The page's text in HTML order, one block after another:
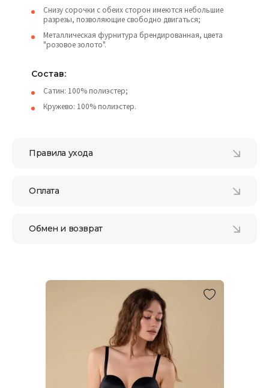
Снизу сорочки с обеих сторон имеются небольшие
разрезы, позволяющие свободно двигаться;
Металлическая фурнитура брендированная, цвета
"розовое золото".
Состав:
Сатин: 100% полиэстер;
Кружево: 100% полиэстер.
Правила ухода
Оплата
Обмен и возврат